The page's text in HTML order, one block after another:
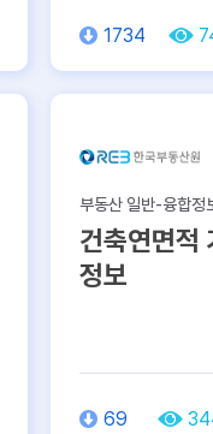
1734
부동산 일반-융합정
건축연면적
정보
69